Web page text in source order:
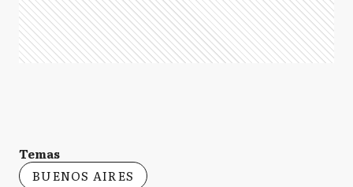
Temas
BUENOS AIRES